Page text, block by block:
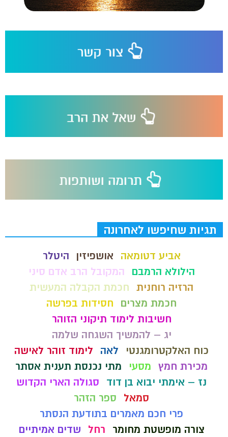
תגיות שחיפשו לאחרונה
אביע דטומאה אושפיזין
היטלר
הילולא הרמבם
המקובל הרב אדם סיני
הרזיה רוחנית חכמת הקבלה המעשית
חכמת מצרים
חסידות בפרשה
חשיבות לימוד תיקוני הזוהר
יג – להמשיך השגחה שלמה
כוח האלקטרומגנטי
לאה לימוד זוהר לאישה
מכירת חמץ מסעי
מתי נכנסת תענית אסתר
נז – אימתי יבוא בן דוד
סגולה הארי הקדוש
סמאל
ספר הזהר
פרי חכם מאמרים בתודעת הנסתר
צורה מופשטת מחומר
רחל
שדים אמיתיים